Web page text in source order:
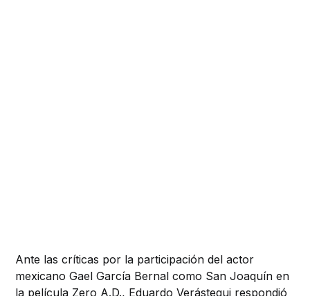
Ante las críticas por la participación del actor
mexicano Gael García Bernal como San Joaquín en
la película Zero A.D., Eduardo Verástegui respondió